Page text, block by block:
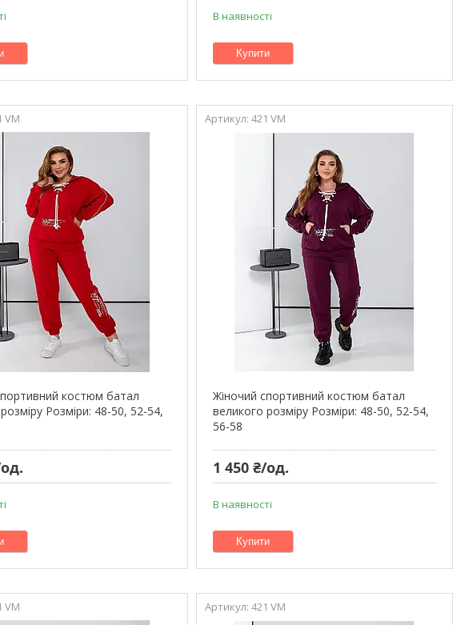
В наявності
Купити
VM
костюм батал
Розміри: 48-50, 52-54,
421 VM
Жіночий спортивний костюм батал
великого розміру Розміри: 48-50, 52-54,
56-58
1 450 ₴/од.
В наявності
Купити
VM 421 VM